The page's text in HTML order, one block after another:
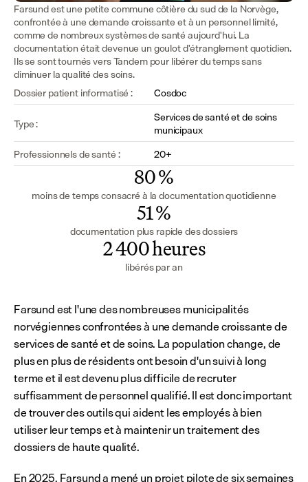
Farsund est une petite commune côtière du sud de la Norvège,
confrontée à une demande croissante et à un personnel limité,
comme de nombreux systèmes de santé aujourd'hui. La
documentation était devenue un goulot d'étranglement quotidien.
Ils se sont tournés vers Tandem pour libérer du temps sans
diminuer la qualité des soins.
Dossier patient informatisé :
Cosdoc
Type :
Services de santé et de soins
municipaux
Professionnels de santé :
20+
80 %
moins de temps consacré à la documentation quotidienne
51 %
documentation plus rapide des dossiers
2 400 heures
libérés par an
Farsund est l'une des nombreuses municipalités
norvégiennes confrontées à une demande croissante de
services de santé et de soins. La population change, de
plus en plus de résidents ont besoin d'un suivi à long
terme et il est devenu plus difficile de recruter
suffisamment de personnel qualifié. Il est donc important
de trouver des outils qui aident les employés à bien
utiliser leur temps et à maintenir un traitement des
dossiers de haute qualité.
En 2025, Farsund a mené un projet pilote de six semaines